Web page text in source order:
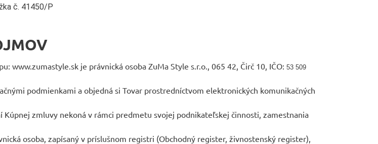
č. 41450/P
www.zumastyle.sk je právnická osoba ZuMa Style s.r.o., 065 42, Čirč 10, IČO: 53 509
podmienkami a objedná si Tovar prostredníctvom elektronických komunikačných
zmluvy nekoná v rámci predmetu svojej podnikateľskej činnosti, zamestnania
osoba, zapísaný v príslušnom registri (Obchodný register, živnostenský register),